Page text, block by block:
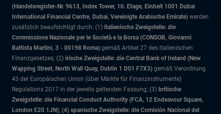
(Handelsregister-Nr. 9613, Index Tower, 10. Etage, Einheit 1001 Dubai
International Financial Centre, Dubai, Vereinigte Arabische Emirate) werden
zusätzlich beaufsichtigt durch: (1) italienische Zweigstelle: die
Commissione Nazionale per le Società e la Borsa (CONSOB, Giovanni
Battista Martini, 3 - 00198 Roma) gemäß Artikel 27 des italienischen
Finanzgesetzes; (2) irische Zweigstelle: die Central Bank of Ireland (New
Wapping Street, North Wall Quay, Dublin 1 D01 F7X3) gemäß Verordnung
43 der Europäischen Union (über Märkte für Finanzinstrumente)
Regulations 2017 in der jeweils geltenden Fassung; (3) britische
Zweigstelle: die Financial Conduct Authority (FCA, 12 Endeavour Square,
London E20 1JN); (4) spanische Zweigstelle: die Comisión Nacional del